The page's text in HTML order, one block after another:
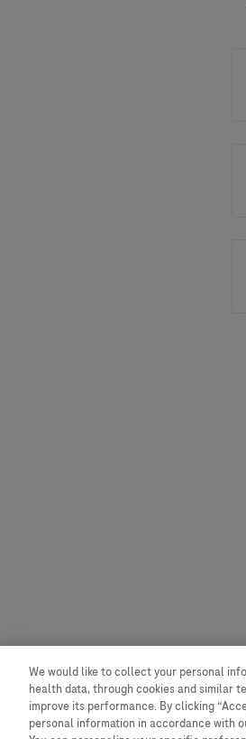
We would like to collect your personal
health data, through cookies and similar
improve its performance. By clicking
personal information in accordance with